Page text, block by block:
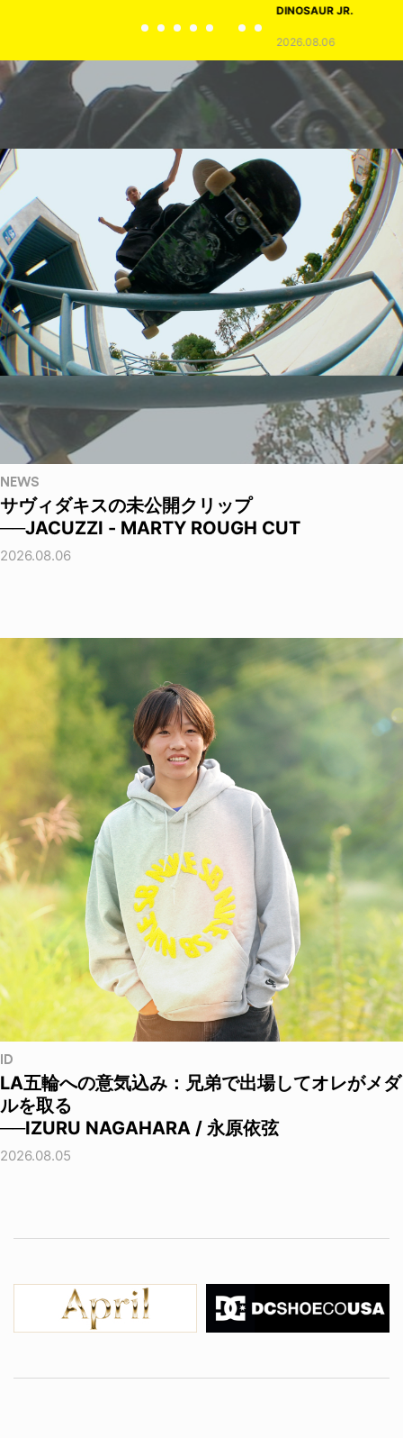
NEWS
サヴィダキスの未公開クリップ
──JACUZZI - MARTY ROUGH CUT
2026.08.06
ID
LA五輪への意気込み：兄弟で出場してオレがメダ
ルを取る
──IZURU NAGAHARA / 永原依弦
2026.08.05